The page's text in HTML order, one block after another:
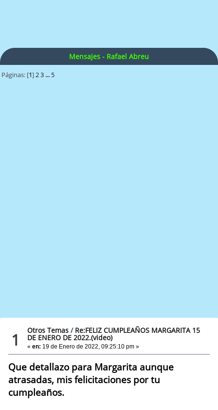
Mensajes - Rafael Abreu
Páginas: [1]2 3 ... 5
1 Otros Temas / Re:FELIZ CUMPLEAÑOS MARGARITA 15
DE ENERO DE 2022.(video)
«en: 19 de Enero de 2022, 09:25:10 pm »
Que detallazo para Margarita aunque
atrasadas, mis felicitaciones por tu
cumpleaños.